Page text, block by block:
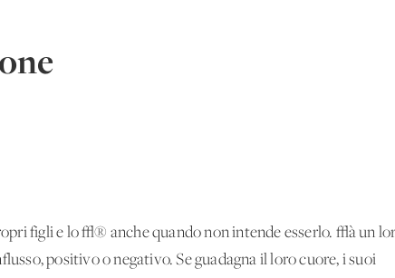
figli e lo √® anche quando non intende esserlo. √à un
positivo o negativo. Se guadagna il loro cuore, i suoi